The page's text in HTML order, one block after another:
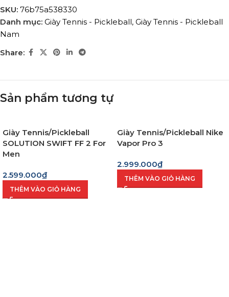
SKU: 76b75a538330
Danh mục: Giày Tennis - Pickleball, Giày Tennis - Pickleball
Nam
Share:
Sản phẩm tương tự
Giày Tennis/Pickleball
SOLUTION SWIFT FF 2 For
Men
2.599.000₫
THÊM VÀO GIỎ HÀNG
Giày Tennis/Pickleball Nike
Vapor Pro 3
2.999.000₫
THÊM VÀO GIỎ HÀNG